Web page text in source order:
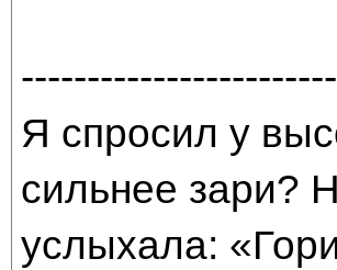
Я спросил у
сильнее зари?
услыхала: